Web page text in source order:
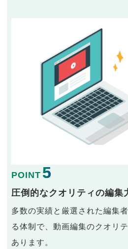
POINT 5
圧倒的なクオリティの編集
多数の実績と厳選された編集
る体制で、動画編集のクオリ
あります。